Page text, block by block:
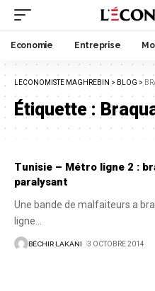
Economie Entreprise
LECONOMISTE MAGHREBIN > BLOG >
Étiquette :
Tunisie – Métro ligne 2 :
paralysant
Une bande de malfaiteurs a
ligne
BÉCHIR LAKANI 3 OCTOBRE 2014